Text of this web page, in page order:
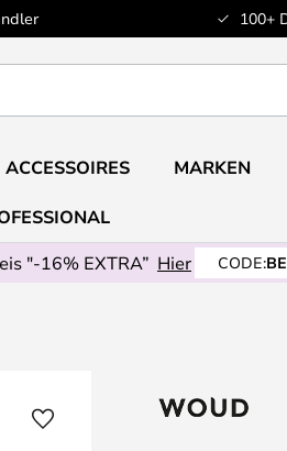
100+
ACCESSOIRES MARKEN
"-16% EXTRA” Hier CODE: